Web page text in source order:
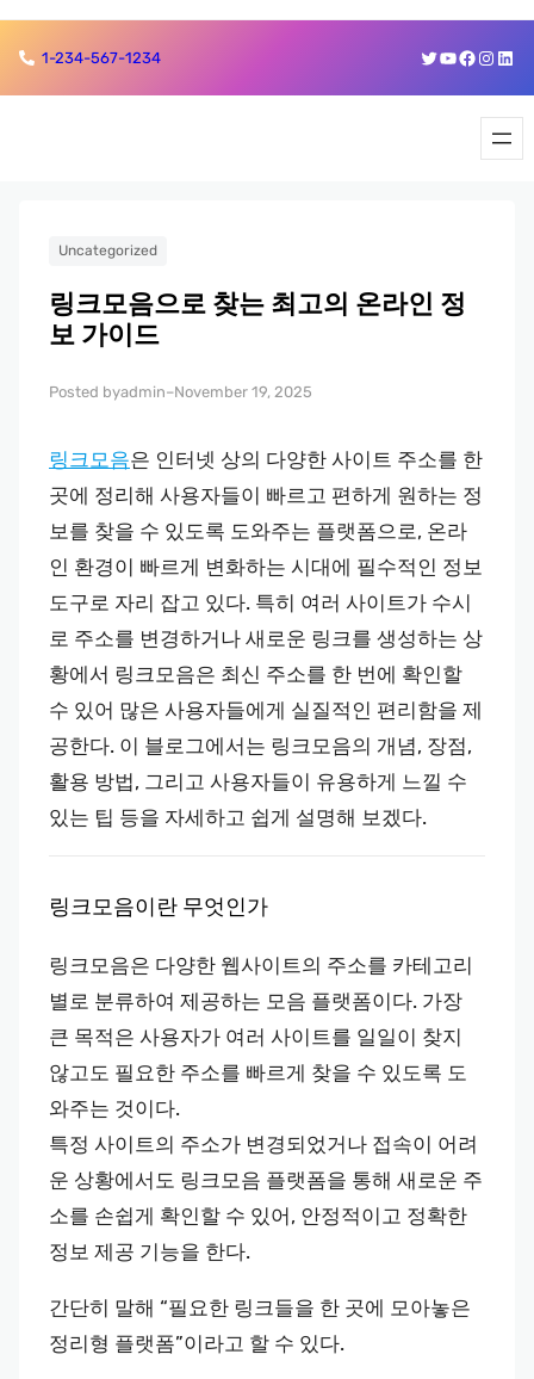
to
1-234-567-1234 Twitter
YouTube
Uncategorized
링크모음으로 찾는 최고의 온라인 정
보 가이드
Posted byadmin–November 19, 2025
링크모음은 인터넷 상의 다양한 사이트 주소를 한
곳에 정리해 사용자들이 빠르고 편하게 원하는 정
보를 찾을 수 있도록 도와주는 플랫폼으로, 온라
인 환경이 빠르게 변화하는 시대에 필수적인 정보
도구로 자리 잡고 있다. 특히 여러 사이트가 수시
로 주소를 변경하거나 새로운 링크를 생성하는 상
황에서 링크모음은 최신 주소를 한 번에 확인할
수 있어 많은 사용자들에게 실질적인 편리함을 제
공한다. 이 블로그에서는 링크모음의 개념, 장점,
활용 방법, 그리고 사용자들이 유용하게 느낄 수
있는 팁 등을 자세하고 쉽게 설명해 보겠다.
링크모음이란 무엇인가
링크모음은 다양한 웹사이트의 주소를 카테고리
별로 분류하여 제공하는 모음 플랫폼이다. 가장
큰 목적은 사용자가 여러 사이트를 일일이 찾지
않고도 필요한 주소를 빠르게 찾을 수 있도록 도
와주는 것이다.
특정 사이트의 주소가 변경되었거나 접속이 어려
운 상황에서도 링크모음 플랫폼을 통해 새로운 주
소를 손쉽게 확인할 수 있어, 안정적이고 정확한
정보 제공 기능을 한다.
간단히 말해 “필요한 링크들을 한 곳에 모아놓은
정리형 플랫폼”이라고 할 수 있다.